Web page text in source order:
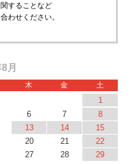
することなど
わせください。
月
木 金 土
1
6 7
8
13 14
15
20 21
22
27 28
29